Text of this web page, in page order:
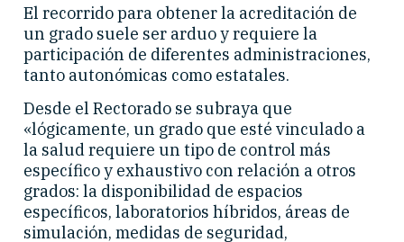
El recorrido para obtener la acreditación de
un grado suele ser arduo y requiere la
participación de diferentes administraciones,
tanto autonómicas como estatales.
Desde el Rectorado se subraya que
«lógicamente, un grado que esté vinculado a
la salud requiere un tipo de control más
específico y exhaustivo con relación a otros
grados: la disponibilidad de espacios
específicos, laboratorios híbridos, áreas de
simulación, medidas de seguridad,